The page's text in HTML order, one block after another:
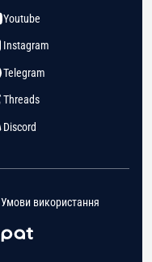
Youtube
Instagram
Telegram
Threads
Discord
Умови використання